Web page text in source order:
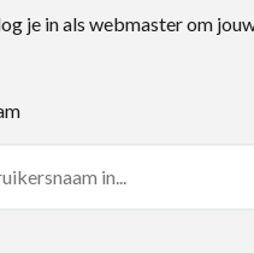
je in als webmaster om